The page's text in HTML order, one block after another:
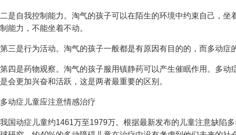
二是自我控制能力。淘气的孩子可以在陌生的环境中约束自己，坐
制能力，不能坐着不动。
第三是行为活动。淘气的孩子一般都是有原因有目的的，而多动症
第四是药物观察。淘气的孩子服用镇静药可以产生催眠作用。多动
是会更加兴奋和活跃，这是两者最重要的区别。
多动症儿童应注意情感治疗
我国动症儿童约1461万至1979万。根据最新发布的儿童注意缺陷